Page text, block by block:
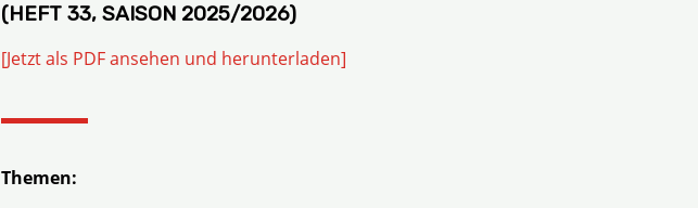
(HEFT 33, SAISON 2025/2026)
[Jetzt als PDF ansehen und herunterladen]
Themen: